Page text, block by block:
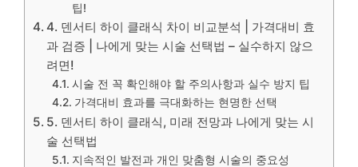
팁!
4. 덴서티 하이 클래식 차이 비교분석 | 가격대비 효
과 검증 | 나에게 맞는 시술 선택법 – 실수하지 않으
려면!
시술 전 꼭 확인해야 할 주의사항과 실수 방지 팁
가격대비 효과를 극대화하는 현명한 선택
5. 덴서티 하이 클래식, 미래 전망과 나에게 맞는 시
술 선택법
지속적인 발전과 개인 맞춤형 시술의 중요성